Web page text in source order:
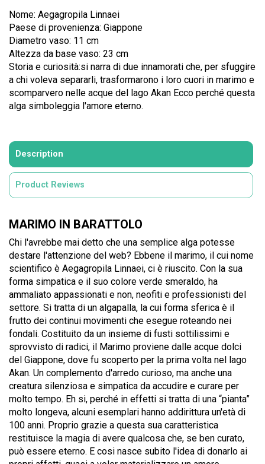
Nome: Aegagropila Linnaei
Paese di provenienza: Giappone
Diametro vaso: 11 cm
Altezza da base vaso: 23 cm
Storia e curiosità:si narra di due innamorati che, per sfuggire
a chi voleva separarli, trasformarono i loro cuori in marimo e
scomparvero nelle acque del lago Akan Ecco perché questa
alga simboleggia l'amore eterno.
Description
Product Reviews
MARIMO IN BARATTOLO
Chi l'avrebbe mai detto che una semplice alga potesse
destare l'attenzione del web? Ebbene il marimo, il cui nome
scientifico è Aegagropila Linnaei, ci è riuscito. Con la sua
forma simpatica e il suo colore verde smeraldo, ha
ammaliato appassionati e non, neofiti e professionisti del
settore. Si tratta di un algapalla, la cui forma sferica è il
frutto dei continui movimenti che esegue roteando nei
fondali. Costituito da un insieme di fusti sottilissimi e
sprovvisto di radici, il Marimo proviene dalle acque dolci
del Giappone, dove fu scoperto per la prima volta nel lago
Akan. Un complemento d'arredo curioso, ma anche una
creatura silenziosa e simpatica da accudire e curare per
molto tempo. Eh si, perché in effetti si tratta di una “pianta”
molto longeva, alcuni esemplari hanno addirittura un'età di
100 anni. Proprio grazie a questa sua caratteristica
restituisce la magia di avere qualcosa che, se ben curato,
può essere eterno. E cosi nasce subito l'idea di donarlo ai